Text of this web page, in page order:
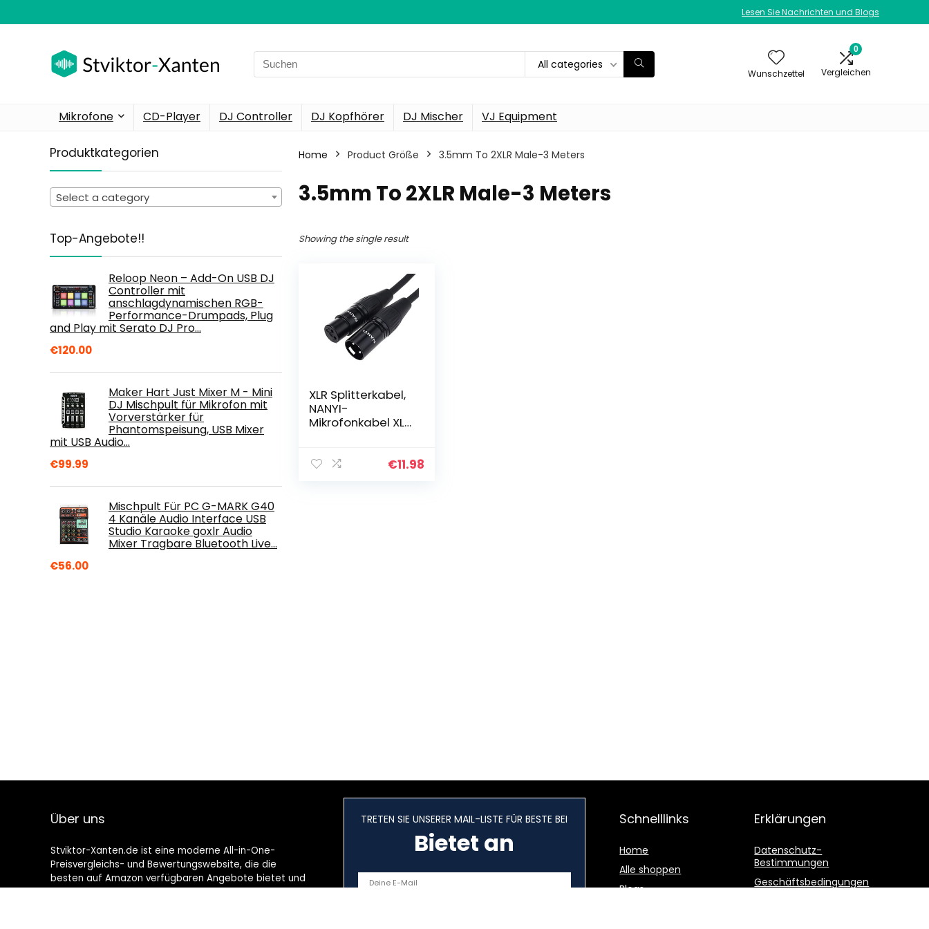
Lesen Sie Nachrichten und Blogs
Search
for:
All categories
Wunschzettel
0
Vergleichen
Mikrofone CD-Player DJ Controller DJ Kopfhörer DJ Mischer VJ Equipment
Produktkategorien
Select a category
Top-Angebote!!
Reloop Neon – Add-On USB DJ
Controller mit
anschlagdynamischen RGB-
Performance-Drumpads, Plug
and Play mit Serato DJ Pro…
€120.00
Maker Hart Just Mixer M - Mini
DJ Mischpult für Mikrofon mit
Vorverstärker für
Phantomspeisung, USB Mixer
mit USB Audio…
€99.99
Mischpult Für PC G-MARK G40
4 Kanäle Audio Interface USB
Studio Karaoke goxlr Audio
Mixer Tragbare Bluetooth Live…
€56.00
Home Product Größe 3.5mm To 2XLR Male-3 Meters
3.5mm To 2XLR Male-3 Meters
Showing the single result
XLR Splitterkabel,
NANYI-
Mikrofonkabel XLR
XLR Buchse auf
€11.98
Über uns
Stviktor-Xanten.de ist eine moderne All-in-One-
Preisvergleichs- und Bewertungswebsite, die die
besten auf Amazon verfügbaren Angebote bietet und
Sie durch die neuesten hinzugefügten Blogs auf dem
TRETEN SIE UNSERER MAIL-LISTE FÜR BESTE BEI
Bietet an
Schnelllinks
Home
Alle shoppen
Blogs
Erklärungen
Datenschutz-
Bestimmungen
Geschäftsbedingungen